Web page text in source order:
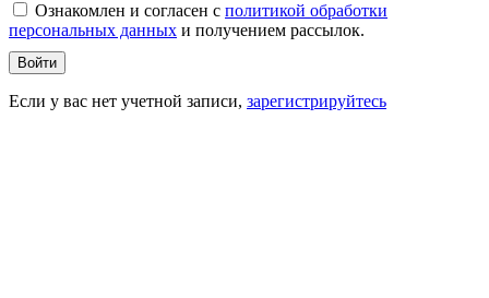
Ознакомлен и согласен c политикой обработки
персональных данных и получением рассылок.
Войти
Если у вас нет учетной записи, зарегистрируйтесь